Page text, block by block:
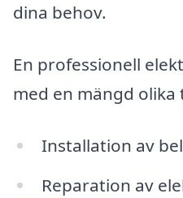
dina behov.
En professionell
med en mängd olika
Installation av
Reparation av